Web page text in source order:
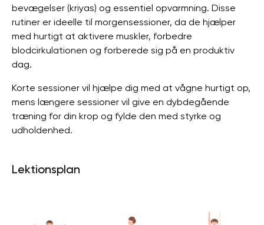
bevægelser (kriyas) og essentiel opvarmning. Disse
rutiner er ideelle til morgensessioner, da de hjælper
med hurtigt at aktivere muskler, forbedre
blodcirkulationen og forberede sig på en produktiv
dag.
Korte sessioner vil hjælpe dig med at vågne hurtigt op,
mens længere sessioner vil give en dybdegående
træning for din krop og fylde den med styrke og
udholdenhed.
Lektionsplan